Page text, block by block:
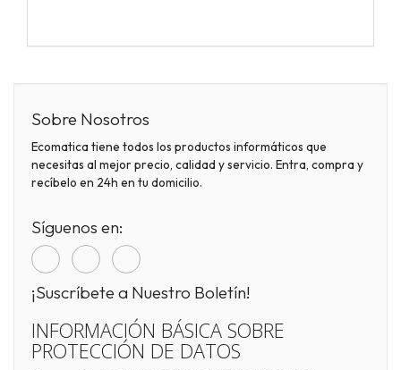
Sobre Nosotros
Ecomatica tiene todos los productos informáticos que
necesitas al mejor precio, calidad y servicio. Entra, compra y
recíbelo en 24h en tu domicilio.
Síguenos en:
¡Suscríbete a Nuestro Boletín!
INFORMACIÓN BÁSICA SOBRE
PROTECCIÓN DE DATOS